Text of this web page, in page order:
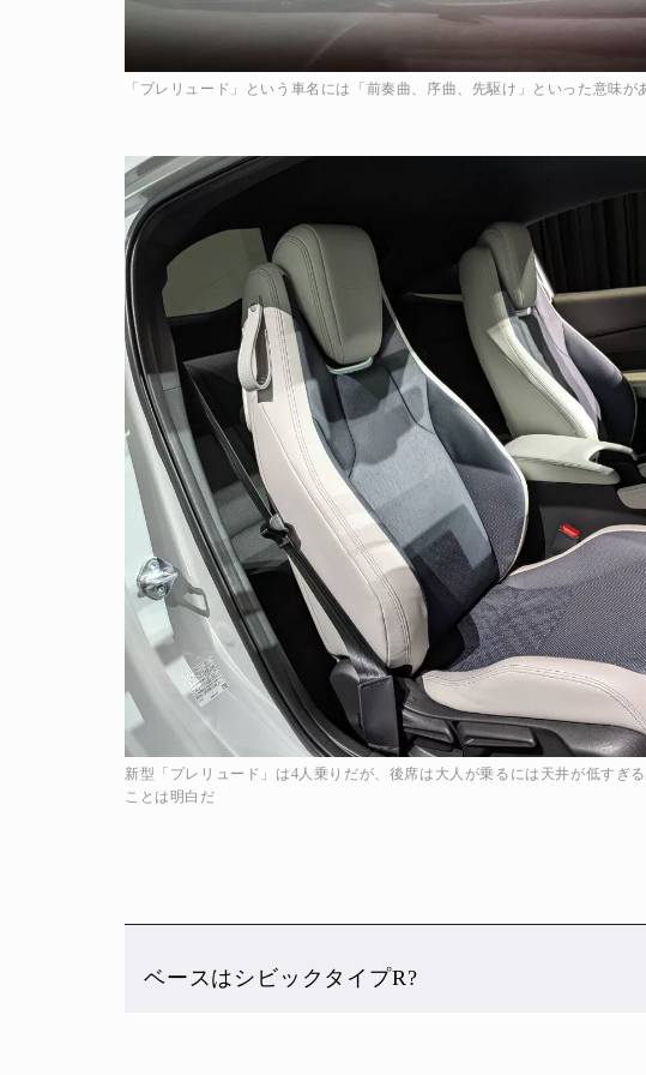
「プレリュード」という車名には「前奏曲、序曲、先駆け」といった意味が
新型「プレリュード」は4人乗りだが、後席は大人が乗るには天井が低すぎ
ことは明白だ
ベースはシビックタイプR?